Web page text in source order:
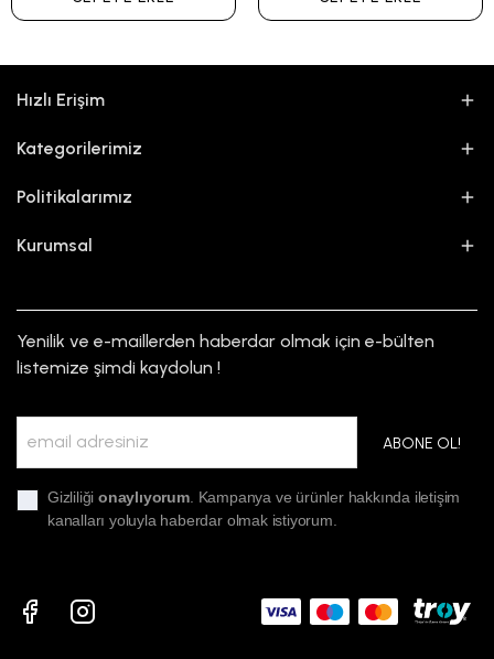
Hızlı Erişim
Kategorilerimiz
Politikalarımız
Kurumsal
Yenilik ve e-maillerden haberdar olmak için e-bülten
listemize şimdi kaydolun !
ABONE OL!
Gizliliğionaylıyorum. Kampanya ve ürünler hakkında iletişim
kanalları yoluyla haberdar olmak istiyorum.